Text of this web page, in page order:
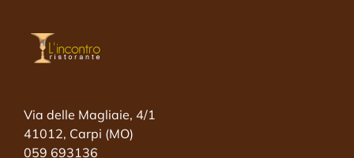
Via delle Magliaie, 4/1
41012, Carpi (MO)
059 693136